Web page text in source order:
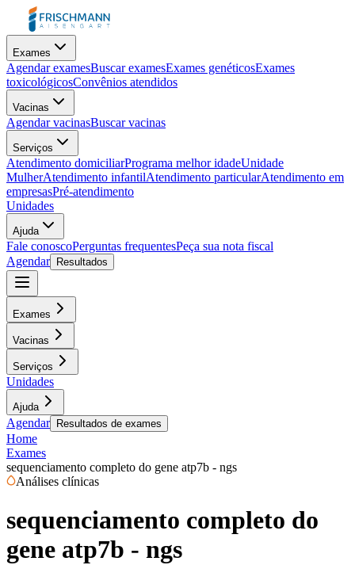
Exames
Agendar examesBuscar examesExames genéticosExames
toxicológicosConvênios atendidos
Vacinas
Agendar vacinasBuscar vacinas
Serviços
Atendimento domiciliarPrograma melhor idadeUnidade
MulherAtendimento infantilAtendimento particularAtendimento em
empresasPré-atendimento
Unidades
Ajuda
Fale conoscoPerguntas frequentesPeça sua nota fiscal
Agendar
Resultados
Exames
Vacinas
Serviços
Unidades
Ajuda
Agendar Resultados de exames
Home
Exames
sequenciamento completo do gene atp7b - ngs
Análises clínicas
sequenciamento completo do
gene atp7b - ngs